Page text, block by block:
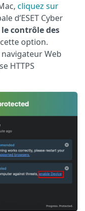
cliquez sur
d’ESET Cyber
contrôle des
option.
Web
HTTPS